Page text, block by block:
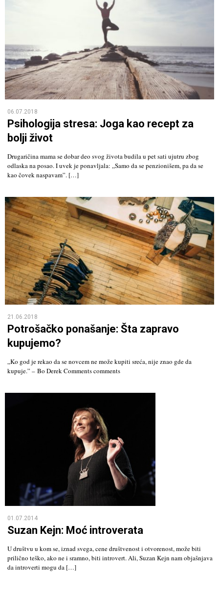
06.07.2018
Psihologija stresa: Joga kao recept za
bolji život
Drugaričina mama se dobar deo svog života budila u pet sati ujutru zbog
odlaska na posao. I uvek je ponavljala: „Samo da se penzionišem, pa da se
kao čovek naspavam”. […]
21.06.2018
Potrošačko ponašanje: Šta zapravo
kupujemo?
„Ko god je rekao da se novcem ne može kupiti sreća, nije znao gde da
kupuje.” – Bo Derek Comments comments
01.07.2014
Suzan Kejn: Moć introverata
U društvu u kom se, iznad svega, cene društvenost i otvorenost, može biti
prilično teško, ako ne i sramno, biti introvert. Ali, Suzan Kejn nam objašnjava
da introverti mogu da […]